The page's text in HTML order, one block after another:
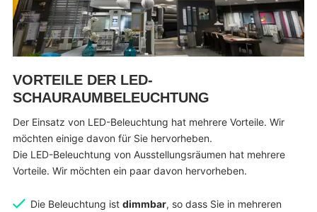
VORTEILE DER LED-
SCHAURAUMBELEUCHTUNG
Der Einsatz von LED-Beleuchtung hat mehrere Vorteile. Wir
möchten einige davon für Sie hervorheben.
Die LED-Beleuchtung von Ausstellungsräumen hat mehrere
Vorteile. Wir möchten ein paar davon hervorheben.
Die Beleuchtung ist dimmbar, so dass Sie in mehreren